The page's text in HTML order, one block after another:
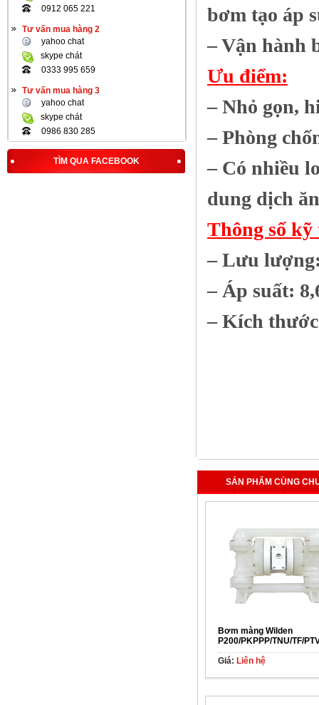
0912 065 221
Tư vấn mua hàng 2
yahoo chat
skype chát
0333 995 659
Tư vấn mua hàng 3
yahoo chat
skype chát
0986 830 285
TÌM QUA FACEBOOK
bơm tạo áp
– Vận hành
Ưu điểm:
– Nhỏ gọn,
– Phòng
– Có nhiều
dung dịch
Thông số
– Lưu
– Áp suất:
– Kích
SẢN PHẨM CÙNG
Bơm màng Wilden
P200/PKPPP/TNU/TF/
Giá: Liên hệ